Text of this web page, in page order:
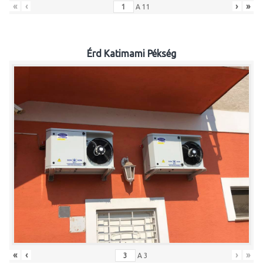
« ‹ A 11 › »
Érd Katimami Pékség
« ‹ A 3 › »